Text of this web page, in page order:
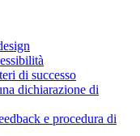
di successo
dichiarazione di
e procedura di